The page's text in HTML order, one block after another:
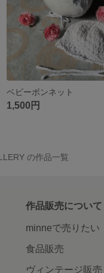
ベビーボンネット
1,500円
の作品一覧
作品販売について
minneで売りたい
食品販売
ヴィンテージ販売